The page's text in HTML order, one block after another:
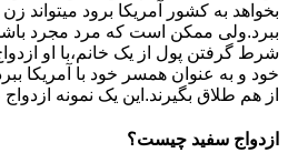
بخواهد به کشور آمریکا برود میتواند
ببرد.ولی ممکن است که مرد مجرد
شرط گرفتن پول از یک خانم،با او
خود و به عنوان همسر خود با آمریکا
از هم طلاق بگیرند.این یک نمونه
ازدواج سفید چیست؟